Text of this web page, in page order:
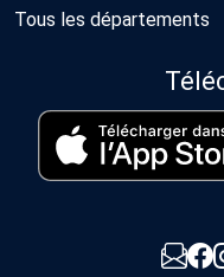
Tous les départements